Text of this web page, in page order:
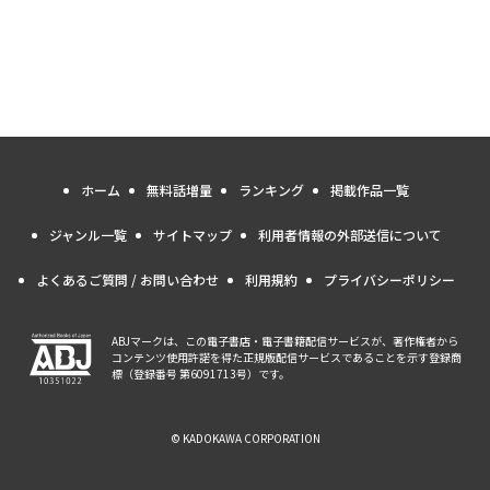
ホーム 無料話増量 ランキング 掲載作品一覧
ジャンル一覧 サイトマップ 利用者情報の外部送信について
よくあるご質問 / お問い合わせ 利用規約 プライバシーポリシー
ABJマークは、この電子書店・電子書籍配信サービスが、著作権者から
コンテンツ使用許諾を得た正規版配信サービスであることを示す登録商
標（登録番号 第6091713号）です。
© KADOKAWA CORPORATION